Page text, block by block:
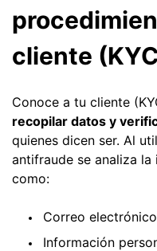
cliente
Conoce a tu cliente
recopilar datos y
quienes dicen ser. Al
antifraude se analiza
como:
Correo electrónico
Información